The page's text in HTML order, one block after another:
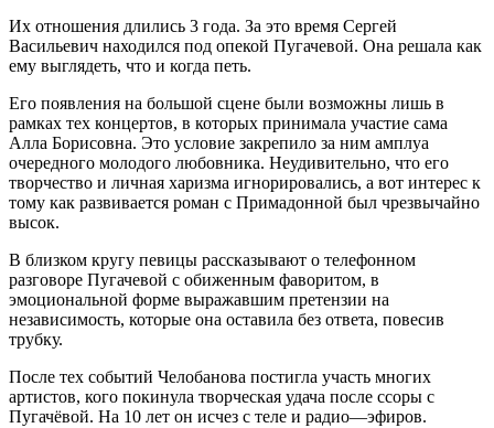
Их отношения длились 3 года. За это время Сергей
Васильевич находился под опекой Пугачевой. Она решала как
ему выглядеть, что и когда петь.
Его появления на большой сцене были возможны лишь в
рамках тех концертов, в которых принимала участие сама
Алла Борисовна. Это условие закрепило за ним амплуа
очередного молодого любовника. Неудивительно, что его
творчество и личная харизма игнорировались, а вот интерес к
тому как развивается роман с Примадонной был чрезвычайно
высок.
В близком кругу певицы рассказывают о телефонном
разговоре Пугачевой с обиженным фаворитом, в
эмоциональной форме выражавшим претензии на
независимость, которые она оставила без ответа, повесив
трубку.
После тех событий Челобанова постигла участь многих
артистов, кого покинула творческая удача после ссоры с
Пугачёвой. На 10 лет он исчез с теле и радио—эфиров.